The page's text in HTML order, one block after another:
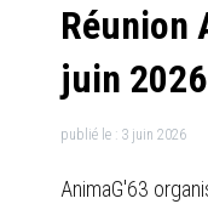
Réunion
juin
publié le : 3 juin 2026
AnimaG'63